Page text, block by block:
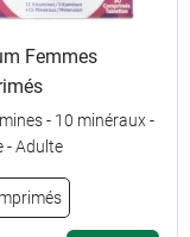
Femmes
- 10 minéraux -
- Adulte